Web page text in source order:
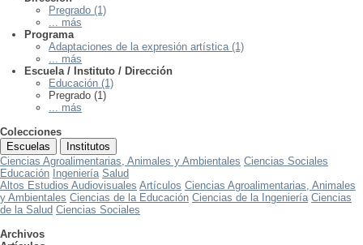
Pregrado (1)
... más
Programa
Adaptaciones de la expresión artística (1)
... más
Escuela / Instituto / Dirección
Educación (1)
Pregrado (1)
... más
Colecciones
Escuelas
Institutos
Ciencias Agroalimentarias, Animales y Ambientales Ciencias Sociales
Educación Ingeniería Salud
Altos Estudios Audiovisuales Artículos Ciencias Agroalimentarias, Animales
y Ambientales Ciencias de la Educación Ciencias de la Ingeniería Ciencias
de la Salud Ciencias Sociales
Archivos